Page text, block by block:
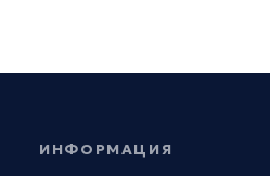
ИНФОРМАЦИЯ